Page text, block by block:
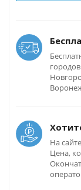
На
Цена,